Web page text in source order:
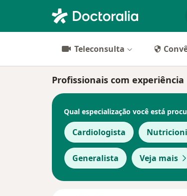
Teleconsulta
Profissionais com
Qual especialização você está
Cardiologista
Generalista Veja mais